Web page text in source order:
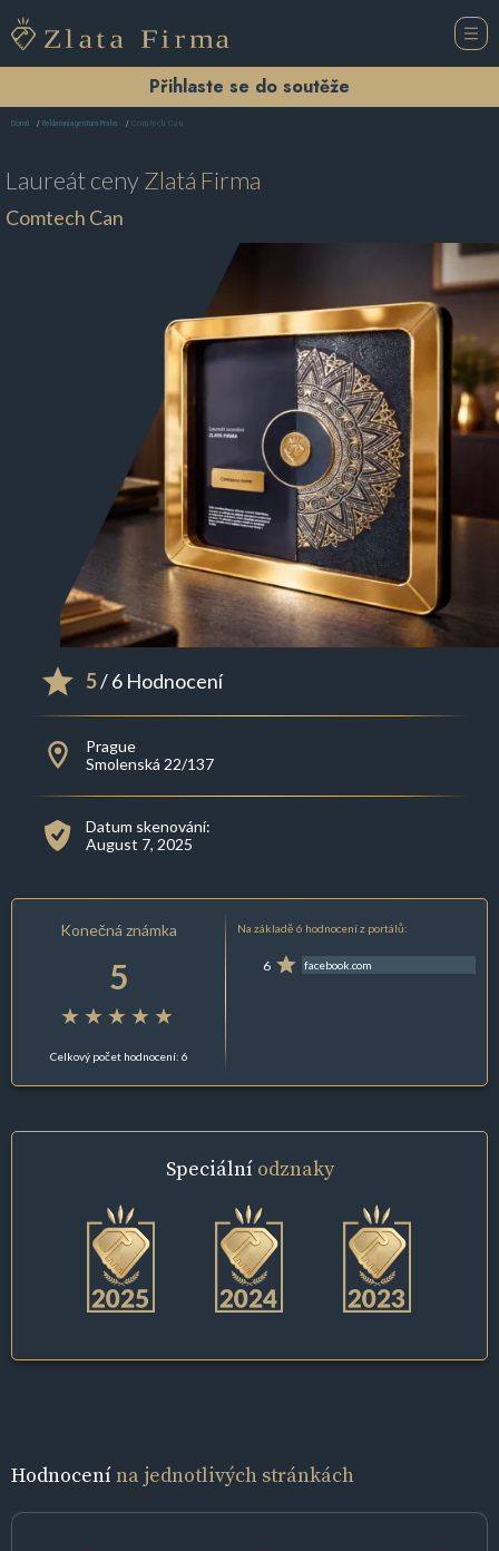
Přihlaste se do soutěže
Domů Reklamní agentura Praha Comtech Can
Laureát cenyZlatá Firma
Comtech Can
5/ 6 Hodnocení
Prague
Smolenská 22/137
Datum skenování:
August 7, 2025
Konečná známka
5
Celkový počet hodnocení: 6
Na základě 6 hodnocení z portálů:
6 facebook.com
Speciální odznaky
Hodnocenína jednotlivých stránkách